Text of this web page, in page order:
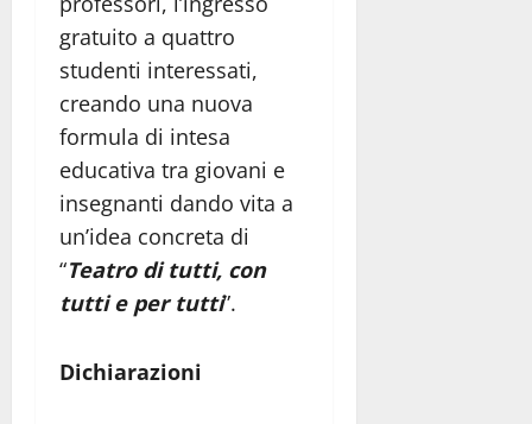
gratuito a quattro
studenti interessati,
creando una nuova
formula di intesa
educativa tra giovani e
insegnanti dando vita a
un’idea concreta di
“Teatro di tutti, con
tutti e per tutti”.
Dichiarazioni